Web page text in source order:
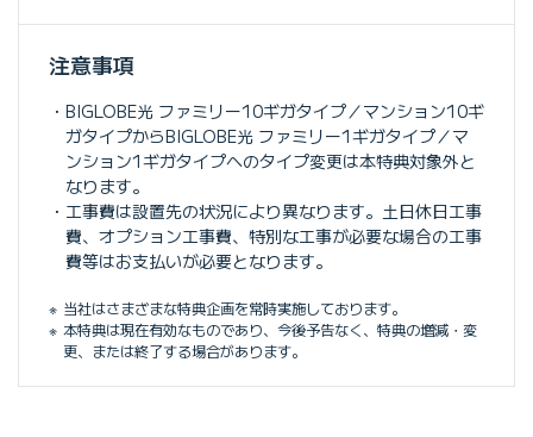
注意事項
BIGLOBE光 ファミリー10ギガタイプ／マンション10ギ
ガタイプからBIGLOBE光 ファミリー1ギガタイプ／マ
ンション1ギガタイプへのタイプ変更は本特典対象外と
なります。
工事費は設置先の状況により異なります。土日休日工事
費、オプション工事費、特別な工事が必要な場合の工事
費等はお支払いが必要となります。
当社はさまざまな特典企画を常時実施しております。
本特典は現在有効なものであり、今後予告なく、特典の増減・変
更、または終了する場合があります。